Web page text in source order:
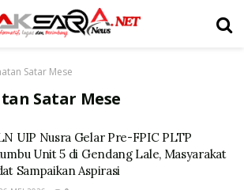
Satar Mese
Satar Mese
UIP Nusra Gelar Pre-FPIC PLTP
Unit 5 di Gendang Lale, Masyarakat
Sampaikan Aspirasi